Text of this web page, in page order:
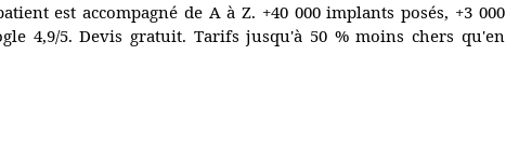
est accompagné de A à Z. +40 000 implants posés, +3 000
4,9/5. Devis gratuit. Tarifs jusqu'à 50 % moins chers qu'en